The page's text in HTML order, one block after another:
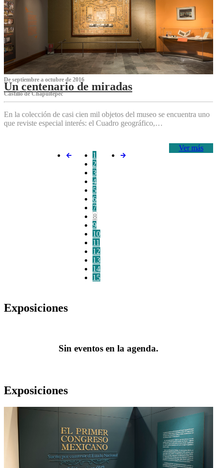
De septiembre a octubre de 2016
Un centenario de miradas
Castillo de Chapultepec
En la colección de casi cien mil objetos del museo se encuentra uno
que reviste especial interés: el Cuadro geográfico,…
Ver más
1
2
3
4
5
6
7
8
9
10
11
12
13
14
15
Exposiciones
Sin eventos en la agenda.
Exposiciones